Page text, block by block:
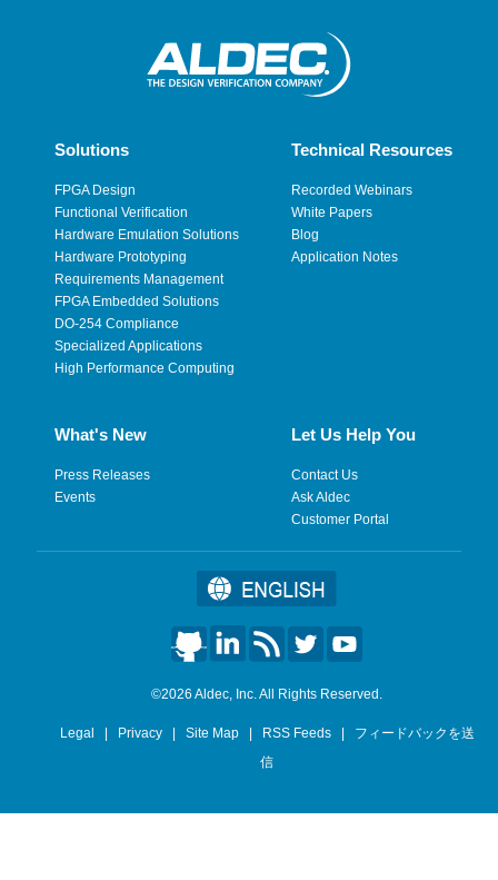
Solutions
FPGA Design
Functional Verification
Hardware Emulation Solutions
Hardware Prototyping
Requirements Management
FPGA Embedded Solutions
DO-254 Compliance
Specialized Applications
High Performance Computing
Technical Resources
Recorded Webinars
White Papers
Blog
Application Notes
What's New
Press Releases
Events
Let Us Help You
Contact Us
Ask Aldec
Customer Portal
©2026 Aldec, Inc. All Rights Reserved.
Legal Privacy Site Map RSS Feeds
フィードバックを送
信